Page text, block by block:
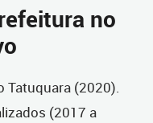
no
Tatuquara (2020).
(2017 a